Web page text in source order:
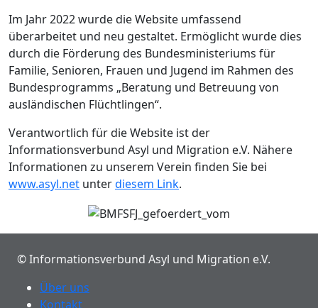
Im Jahr 2022 wurde die Website umfassend
überarbeitet und neu gestaltet. Ermöglicht wurde dies
durch die Förderung des Bundesministeriums für
Familie, Senioren, Frauen und Jugend im Rahmen des
Bundesprogramms „Beratung und Betreuung von
ausländischen Flüchtlingen“.
Verantwortlich für die Website ist der
Informationsverbund Asyl und Migration e.V. Nähere
Informationen zu unserem Verein finden Sie bei
www.asyl.net unterdiesem Link.
© Informationsverbund Asyl und Migration e.V.
Über uns
Kontakt